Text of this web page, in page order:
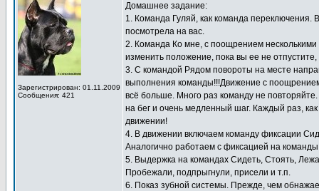
Зарегистрирован: 01.11.2009
Сообщения: 421
Домашнее задание:
1. Команда Гуляй, как команда переключения.
посмотрела на вас.
2. Команда Ко мне, с поощрением несколькими
изменить положение, пока вы ее не
3. С командой Рядом повороты на месте
выполнения команды!!!Движение с
всё больше. Много раз команду не
на бег и очень медленный шаг. Каждый раз,
движении!
4. В движении включаем команду фиксации
Аналогично работаем с фиксацией на
5. Выдержка на командах Сидеть, Стоять,
Пробежали, подпрыгнули, присели и т.п.
6. Показ зубной системы. Прежде, чем